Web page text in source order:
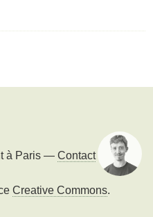
à Paris — Contact
Creative Commons.